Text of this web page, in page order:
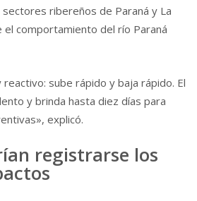
sectores ribereños de Paraná y La
el comportamiento del río Paraná
reactivo: sube rápido y baja rápido. El
y brinda hasta diez días para
explicó.
registrarse los